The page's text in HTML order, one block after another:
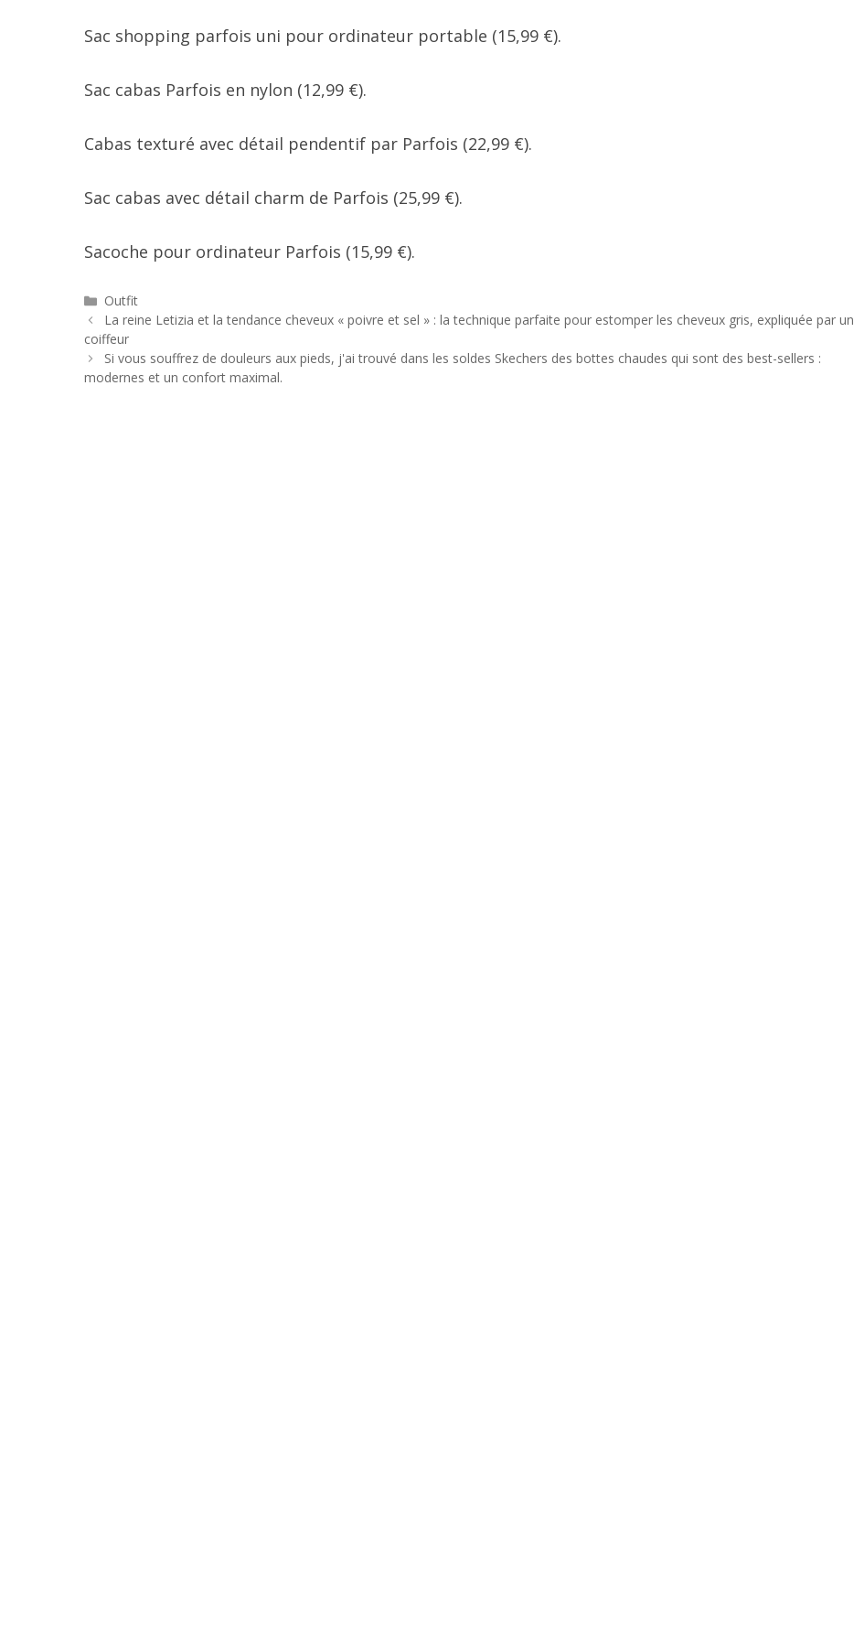
Sac shopping parfois uni pour ordinateur portable (15,99 €).
Sac cabas Parfois en nylon (12,99 €).
Cabas texturé avec détail pendentif par Parfois (22,99 €).
Sac cabas avec détail charm de Parfois (25,99 €).
Sacoche pour ordinateur Parfois (15,99 €).
Catégories
Outfit
Navigation
des
articles
La reine Letizia et la tendance cheveux « poivre et sel » : la technique parfaite pour estomper les cheveux gris, expliquée par un
coiffeur
Si vous souffrez de douleurs aux pieds, j'ai trouvé dans les soldes Skechers des bottes chaudes qui sont des best-sellers :
modernes et un confort maximal.